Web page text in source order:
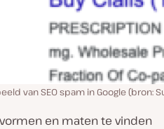
van SEO spam in Google (bron:
en maten te vinden